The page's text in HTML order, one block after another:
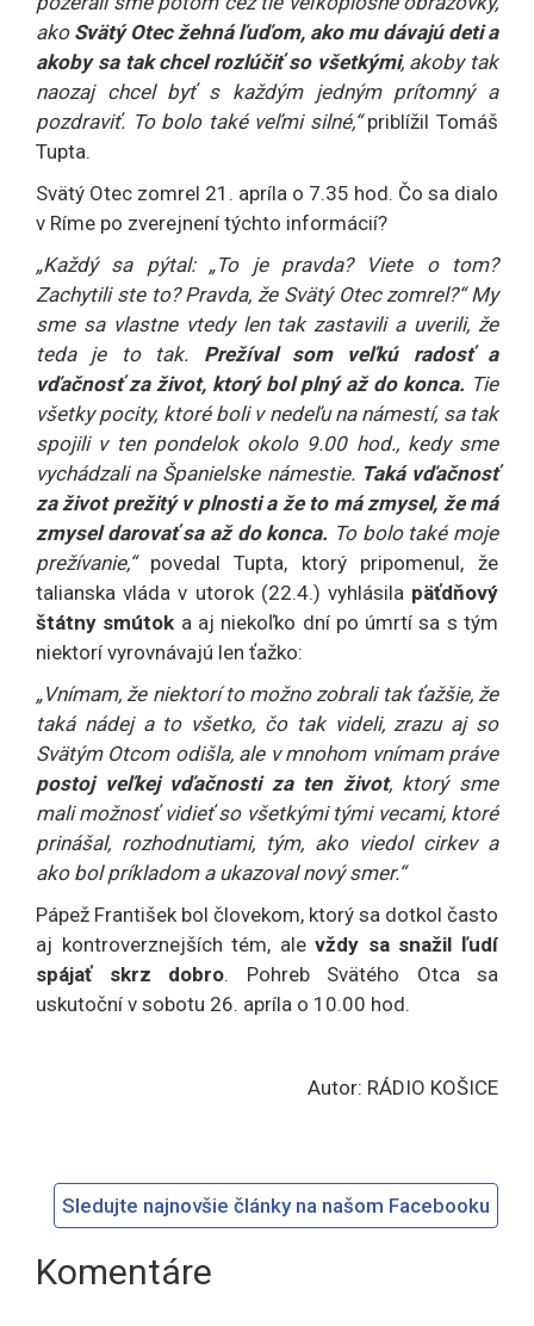
ako Svätý Otec žehná ľuďom, ako mu dávajú deti a
akoby sa tak chcel rozlúčiť so všetkými, akoby tak
naozaj chcel byť s každým jedným prítomný a
pozdraviť. To bolo také veľmi silné,“priblížil Tomáš
Tupta.
Svätý Otec zomrel 21. apríla o 7.35 hod. Čo sa dialo
v Ríme po zverejnení týchto informácií?
„Každý sa pýtal: „To je pravda? Viete o tom?
Zachytili ste to? Pravda, že Svätý Otec zomrel?“ My
sme sa vlastne vtedy len tak zastavili a uverili, že
teda je to tak. Prežíval som veľkú radosť a
vďačnosť za život, ktorý bol plný až do konca. Tie
všetky pocity, ktoré boli v nedeľu na námestí, sa tak
spojili v ten pondelok okolo 9.00 hod., kedy sme
vychádzali na Španielske námestie. Taká vďačnosť
za život prežitý v plnosti a že to má zmysel, že má
zmysel darovať sa až do konca. To bolo také moje
prežívanie,“ povedal Tupta, ktorý pripomenul, že
talianska vláda v utorok (22.4.) vyhlásila päťdňový
štátny smútok a aj niekoľko dní po úmrtí sa s tým
niektorí vyrovnávajú len ťažko:
„Vnímam, že niektorí to možno zobrali tak ťažšie, že
taká nádej a to všetko, čo tak videli, zrazu aj so
Svätým Otcom odišla, ale v mnohom vnímam práve
postoj veľkej vďačnosti za ten život, ktorý sme
mali možnosť vidieť so všetkými tými vecami, ktoré
prinášal, rozhodnutiami, tým, ako viedol cirkev a
ako bol príkladom a ukazoval nový smer.“
Pápež František bol človekom, ktorý sa dotkol často
aj kontroverznejších tém, alevždy sa snažil ľudí
spájať skrz dobro. Pohreb Svätého Otca sa
uskutoční v sobotu 26. apríla o 10.00 hod.
Autor: RÁDIO KOŠICE
Sledujte najnovšie články na našom Facebooku
Komentáre